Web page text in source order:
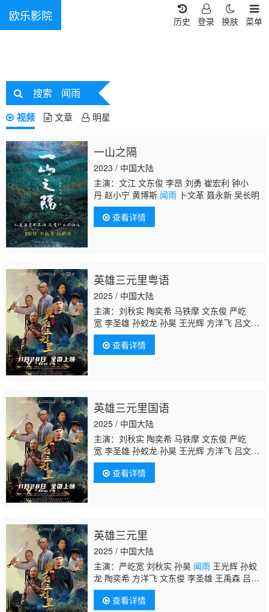
欧乐影院 菜单
换肤
登录
历史
搜索 闻雨
视频 文章 明星
一山之隔
2023 / 中国大陆
主演：文江 文东俊 李昂 刘勇 崔宏利 钟小
丹 赵小宁 黄博斯 闻雨卜文革 聂永新 吴长明
查看详情
英雄三元里粤语
2025 / 中国大陆
主演：刘秋实 陶奕希 马铁摩 文东俊 严屹
宽 李圣雄 孙蛟龙 孙昊 王光辉 方洋飞 吕文
军闻雨王禹森 陆丰 爱多
查看详情
英雄三元里国语
2025 / 中国大陆
主演：刘秋实 陶奕希 马铁摩 文东俊 严屹
宽 李圣雄 孙蛟龙 孙昊 王光辉 方洋飞 吕文
军闻雨王禹森 陆丰 爱多
查看详情
英雄三元里
2025 / 中国大陆
主演：严屹宽 刘秋实 孙昊 闻雨王光辉 孙蛟
龙 陶奕希 方洋飞 文东俊 李圣雄 王禹森 吕文
军 陆丰 爱多 马铁摩
查看详情